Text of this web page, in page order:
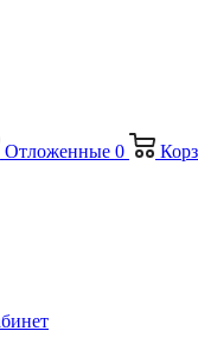
Отложенные 0